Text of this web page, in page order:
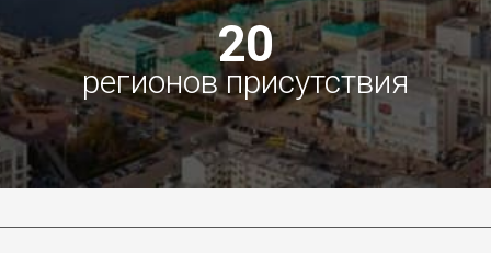
20
регионов присутствия